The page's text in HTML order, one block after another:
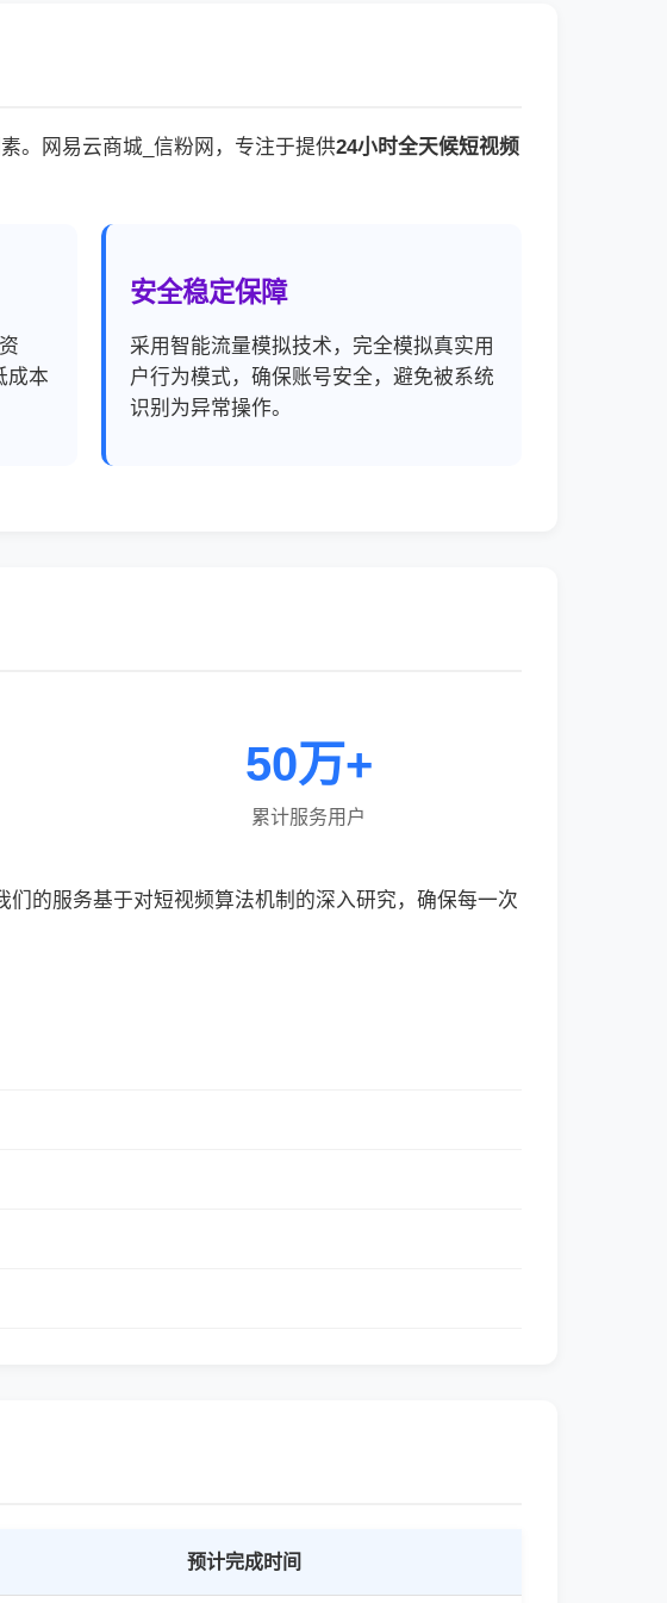
。网易云商城_信粉网，专注于提供24小时全天候短视频
成本
安全稳定保障
采用智能流量模拟技术，完全模拟真实用
户行为模式，确保账号安全，避免被系统
识别为异常操作。
50万+
累计服务用户
的服务基于对短视频算法机制的深入研究，确保每一次
预计完成时间